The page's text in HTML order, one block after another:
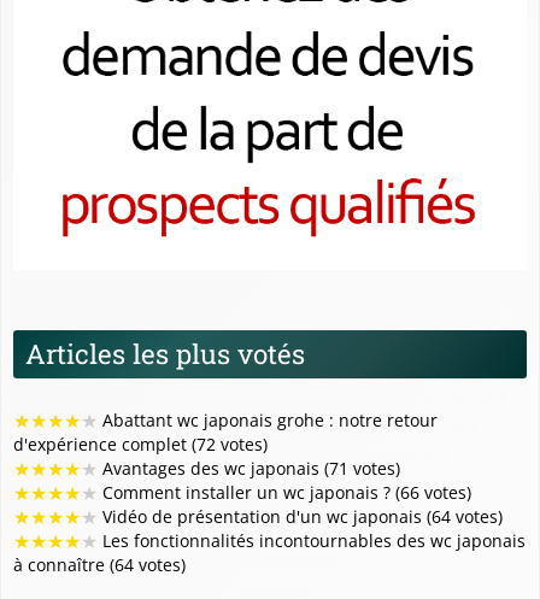
Articles les plus votés
★★★★★ Abattant wc japonais grohe : notre retour
d'expérience complet (72 votes)
★★★★★ Avantages des wc japonais (71 votes)
★★★★★ Comment installer un wc japonais ? (66 votes)
★★★★★ Vidéo de présentation d'un wc japonais (64 votes)
★★★★★ Les fonctionnalités incontournables des wc japonais
à connaître (64 votes)